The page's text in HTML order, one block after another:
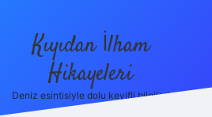
Kıyıdan İlham
Hikayeleri
Deniz esintisiyle dolu keyifli bilgiler!